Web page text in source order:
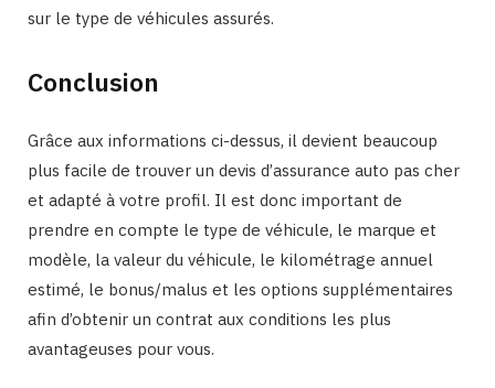
sur le type de véhicules assurés.
Conclusion
Grâce aux informations ci-dessus, il devient beaucoup
plus facile de trouver un devis d’assurance auto pas cher
et adapté à votre profil. Il est donc important de
prendre en compte le type de véhicule, le marque et
modèle, la valeur du véhicule, le kilométrage annuel
estimé, le bonus/malus et les options supplémentaires
afin d’obtenir un contrat aux conditions les plus
avantageuses pour vous.